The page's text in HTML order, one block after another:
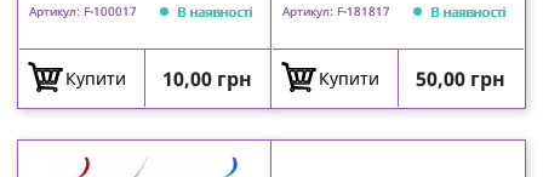
Артикул: F-100017 В наявності
Купити Ціна
10,00 грн
Артикул: F-181817 В наявності
Купити Ціна
50,00 грн